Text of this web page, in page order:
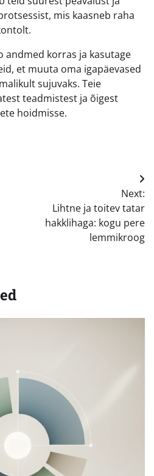
mis kaasneb raha
andmed korras ja kasutage
et muuta oma igapäevased
sujuvaks. Teie
teadmistest ja õigest
hoidmisse.
Next:
Lihtne ja toitev tatar
hakklihaga: kogu pere
lemmikroog